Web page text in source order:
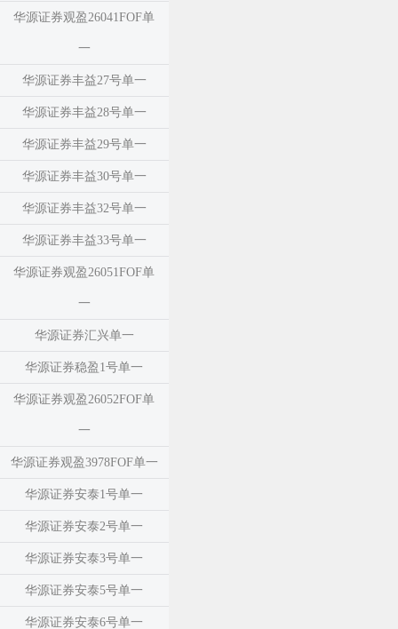
华源证券观盈26041FOF单
一
华源证券丰益27号单一
华源证券丰益28号单一
华源证券丰益29号单一
华源证券丰益30号单一
华源证券丰益32号单一
华源证券丰益33号单一
华源证券观盈26051FOF单
一
华源证券汇兴单一
华源证券稳盈1号单一
华源证券观盈26052FOF单
一
华源证券观盈3978FOF单一
华源证券安泰1号单一
华源证券安泰2号单一
华源证券安泰3号单一
华源证券安泰5号单一
华源证券安泰6号单一